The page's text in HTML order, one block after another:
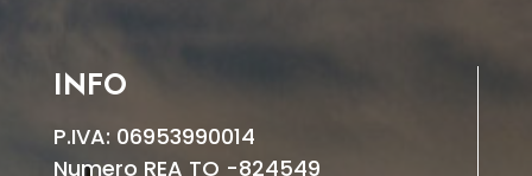
INFO
P.IVA: 06953990014
Numero REA TO -824549